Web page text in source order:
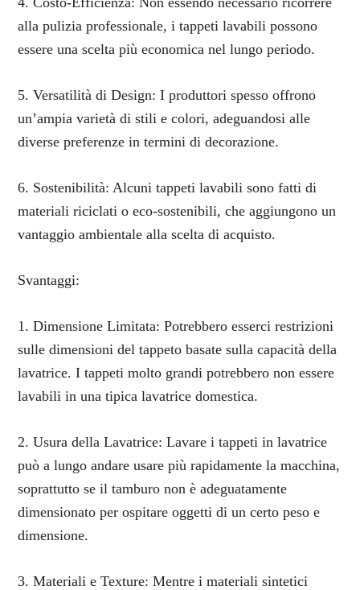
alla pulizia professionale, i tappeti lavabili possono
essere una scelta più economica nel lungo periodo.
5. Versatilità di Design: I produttori spesso offrono
un’ampia varietà di stili e colori, adeguandosi alle
diverse preferenze in termini di decorazione.
6. Sostenibilità: Alcuni tappeti lavabili sono fatti di
materiali riciclati o eco-sostenibili, che aggiungono un
vantaggio ambientale alla scelta di acquisto.
Svantaggi:
1. Dimensione Limitata: Potrebbero esserci restrizioni
sulle dimensioni del tappeto basate sulla capacità della
lavatrice. I tappeti molto grandi potrebbero non essere
lavabili in una tipica lavatrice domestica.
2. Usura della Lavatrice: Lavare i tappeti in lavatrice
può a lungo andare usare più rapidamente la macchina,
soprattutto se il tamburo non è adeguatamente
dimensionato per ospitare oggetti di un certo peso e
dimensione.
3. Materiali e Texture: Mentre i materiali sintetici